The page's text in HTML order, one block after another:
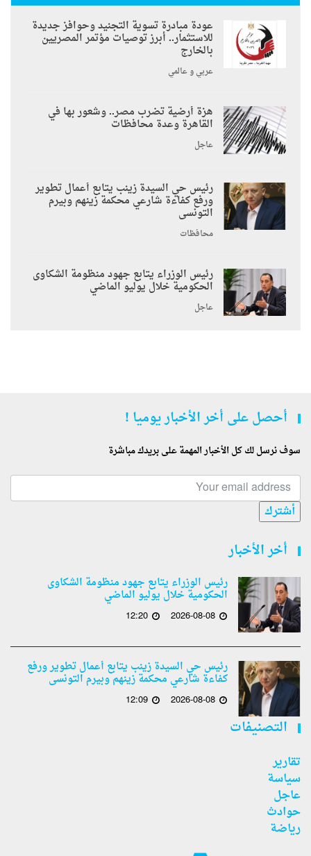
عودة مبادرة تسوية التجنيد وحوافز جديدة
للاستثمار.. أبرز توصيات مؤتمر المصريين
بالخارج
عربي و عالمي
هزة أرضية تضرب مصر.. وشعور بها في
القاهرة وعدة محافظات
عاجل
رئيس حي السيدة زينب يتابع أعمال تطوير
ورفع كفاءة شارعي محكمة زينهم وبيرم
التونسى
محافظات
رئيس الوزراء يتابع جهود منظومة الشكاوى
الحكومية خلال يوليو الماضي
عاجل
أحصل على أخر الأخبار يوميا !
سوف نرسل لك كل الأخبار المهمة على بريدك مباشرة
أشترك
أخر الأخبار
رئيس الوزراء يتابع جهود منظومة الشكاوى
الحكومية خلال يوليو الماضي
2026-08-08
12:20
رئيس حي السيدة زينب يتابع أعمال تطوير ورفع
كفاءة شارعي محكمة زينهم وبيرم التونسى
2026-08-08
12:09
التصنيفات
تقارير
سياسة
عاجل
حوادث
رياضة